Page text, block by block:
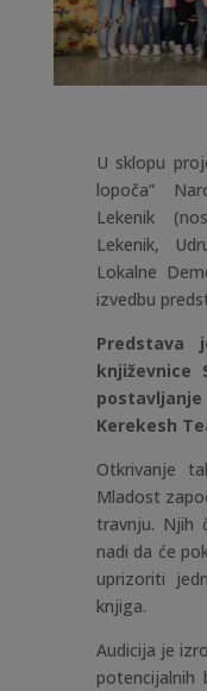
U sklopu
lopoča”
Lekenik
Lekenik,
Lokalne
izvedbu
Predstava
književnice
Kerekesh
Otkrivanje
Mladost
travnju. Njih
nadi da će
uprizoriti
knjiga.
Audicija je
potencijalnih